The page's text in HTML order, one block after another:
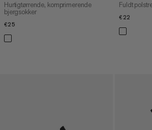
Hurtigtørrende, komprimerende
bjergsokker
€25
Fuldt
€22